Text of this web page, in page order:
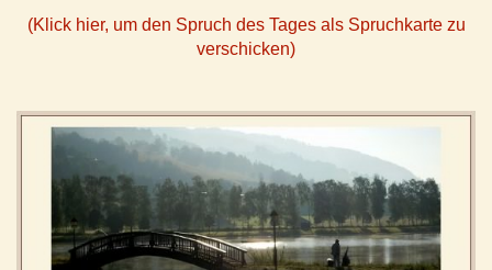
(Klick hier, um den Spruch des Tages als Spruchkarte zu
verschicken)